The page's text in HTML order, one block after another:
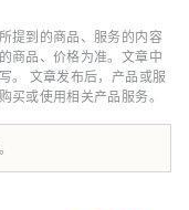
阿戈湾。阿戈湾素有
多岛屿，景色宁静
提到的商品、服务的内容
商品、价格为准。文章中
。 文章发布后，产品或服
买或使用相关产品服务。